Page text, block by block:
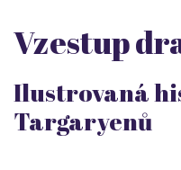
Vzestup
Ilustrovaná
Targaryenů